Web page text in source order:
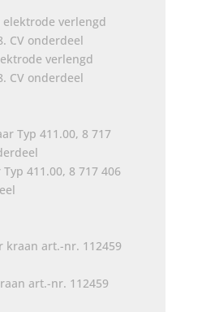
verlengd
CV onderdeel
411.00, 8 717 406
art.-nr. 112459